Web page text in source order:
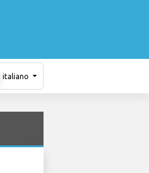
italiano